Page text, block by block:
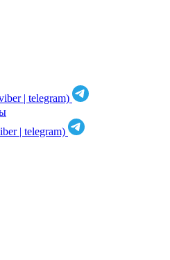
| telegram)
| telegram)